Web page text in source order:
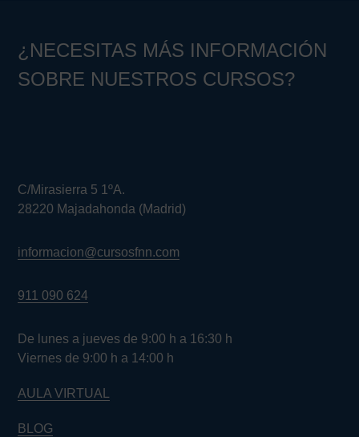
¿NECESITAS MÁS INFORMACIÓN
SOBRE NUESTROS CURSOS?
C/Mirasierra 5 1ºA.
28220 Majadahonda (Madrid)
informacion@cursosfnn.com
911 090 624
De lunes a jueves de 9:00 h a 16:30 h
Viernes de 9:00 h a 14:00 h
AULA VIRTUAL
BLOG